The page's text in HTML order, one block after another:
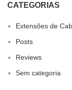
CATEGORIAS
Extensões de
Posts
Reviews
Sem categoria